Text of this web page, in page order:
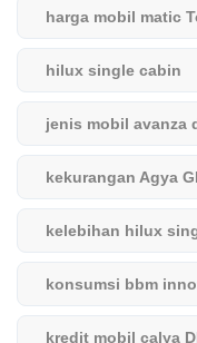
harga mobil matic
hilux single cabin
jenis mobil avanza
kekurangan Agya
kelebihan hilux
konsumsi bbm
kredit mobil calya